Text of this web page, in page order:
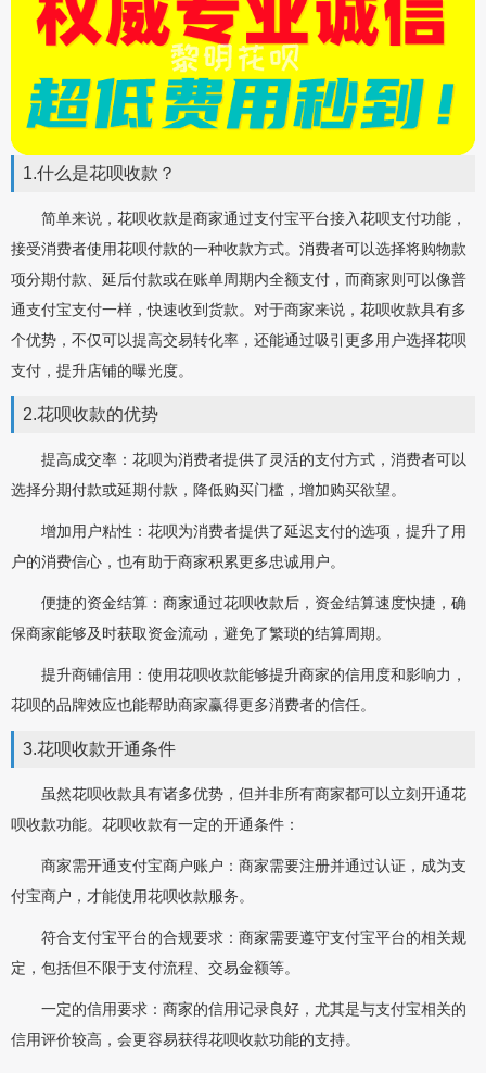
1.什么是花呗收款？
简单来说，花呗收款是商家通过支付宝平台接入花呗支付功能，
接受消费者使用花呗付款的一种收款方式。消费者可以选择将购物款
项分期付款、延后付款或在账单周期内全额支付，而商家则可以像普
通支付宝支付一样，快速收到货款。对于商家来说，花呗收款具有多
个优势，不仅可以提高交易转化率，还能通过吸引更多用户选择花呗
支付，提升店铺的曝光度。
2.花呗收款的优势
提高成交率：花呗为消费者提供了灵活的支付方式，消费者可以
选择分期付款或延期付款，降低购买门槛，增加购买欲望。
增加用户粘性：花呗为消费者提供了延迟支付的选项，提升了用
户的消费信心，也有助于商家积累更多忠诚用户。
便捷的资金结算：商家通过花呗收款后，资金结算速度快捷，确
保商家能够及时获取资金流动，避免了繁琐的结算周期。
提升商铺信用：使用花呗收款能够提升商家的信用度和影响力，
花呗的品牌效应也能帮助商家赢得更多消费者的信任。
3.花呗收款开通条件
虽然花呗收款具有诸多优势，但并非所有商家都可以立刻开通花
呗收款功能。花呗收款有一定的开通条件：
商家需开通支付宝商户账户：商家需要注册并通过认证，成为支
付宝商户，才能使用花呗收款服务。
符合支付宝平台的合规要求：商家需要遵守支付宝平台的相关规
定，包括但不限于支付流程、交易金额等。
一定的信用要求：商家的信用记录良好，尤其是与支付宝相关的
信用评价较高，会更容易获得花呗收款功能的支持。